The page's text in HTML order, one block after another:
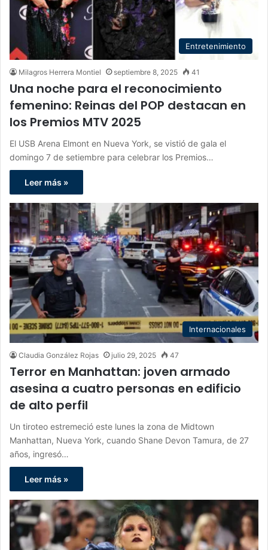
Entretenimiento
Milagros Herrera Montiel septiembre 8, 2025 41
Una noche para el reconocimiento
femenino: Reinas del POP destacan en
los Premios MTV 2025
El USB Arena Elmont en Nueva York, se vistió de gala el
domingo 7 de setiembre para celebrar los Premios…
Leer más »
Internacionales
Claudia González Rojas julio 29, 2025 47
Terror en Manhattan: joven armado
asesina a cuatro personas en edificio
de alto perfil
Un tiroteo estremeció este lunes la zona de Midtown
Manhattan, Nueva York, cuando Shane Devon Tamura, de 27
años, ingresó…
Leer más »